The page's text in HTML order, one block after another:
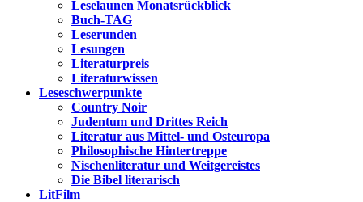
Leselaunen Monatsrückblick
Buch-TAG
Leserunden
Lesungen
Literaturpreis
Literaturwissen
Leseschwerpunkte
Country Noir
Judentum und Drittes Reich
Literatur aus Mittel- und Osteuropa
Philosophische Hintertreppe
Nischenliteratur und Weitgereistes
Die Bibel literarisch
LitFilm